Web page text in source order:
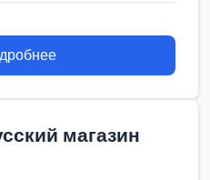
магазин